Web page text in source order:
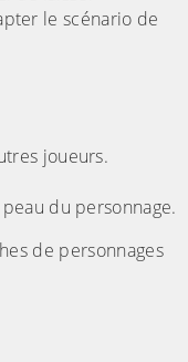
le scénario de
joueurs.
du personnage.
de personnages